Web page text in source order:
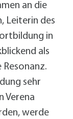
an die
Leiterin des
in
als
Resonanz.
sehr
Verena
werde